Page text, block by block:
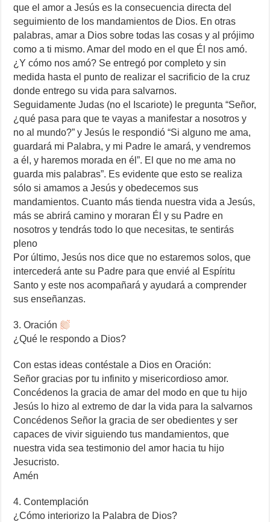
que el amor a Jesús es la consecuencia directa del
seguimiento de los mandamientos de Dios. En otras
palabras, amar a Dios sobre todas las cosas y al prójimo
como a ti mismo. Amar del modo en el que Él nos amó.
¿Y cómo nos amó? Se entregó por completo y sin
medida hasta el punto de realizar el sacrificio de la cruz
donde entrego su vida para salvarnos.
Seguidamente Judas (no el Iscariote) le pregunta “Señor,
¿qué pasa para que te vayas a manifestar a nosotros y
no al mundo?” y Jesús le respondió “Si alguno me ama,
guardará mi Palabra, y mi Padre le amará, y vendremos
a él, y haremos morada en él”. El que no me ama no
guarda mis palabras”. Es evidente que esto se realiza
sólo si amamos a Jesús y obedecemos sus
mandamientos. Cuanto más tienda nuestra vida a Jesús,
más se abrirá camino y moraran Él y su Padre en
nosotros y tendrás todo lo que necesitas, te sentirás
pleno
Por último, Jesús nos dice que no estaremos solos, que
intercederá ante su Padre para que envié al Espíritu
Santo y este nos acompañará y ayudará a comprender
sus enseñanzas.
3. Oración
¿Qué le respondo a Dios?
Con estas ideas contéstale a Dios en Oración:
Señor gracias por tu infinito y misericordioso amor.
Concédenos la gracia de amar del modo en que tu hijo
Jesús lo hizo al extremo de dar la vida para la salvarnos
Concédenos Señor la gracia de ser obedientes y ser
capaces de vivir siguiendo tus mandamientos, que
nuestra vida sea testimonio del amor hacia tu hijo
Jesucristo.
Amén
4. Contemplación
¿Cómo interiorizo la Palabra de Dios?